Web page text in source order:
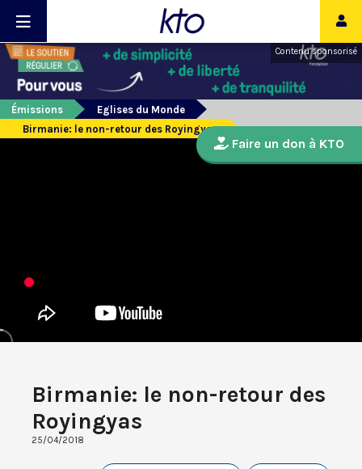
Contenu sponsorisé
Émissions
Eglises du Monde
Birmanie: le non-retour des Royingyas
Birmanie: le non-retour des
Royingyas
25/04/2018
Faire un don à KTO